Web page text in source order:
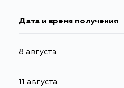
Дата и время получения
8 августа
11 августа